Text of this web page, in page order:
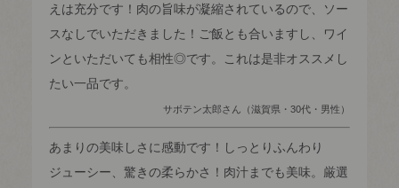
えは充分です！肉の旨味が凝縮されているので、ソー
スなしでいただきました！ご飯とも合いますし、ワイ
ンといただいても相性◎です。これは是非オススメし
たい一品です。
サボテン太郎さん（滋賀県・30代・男性）
あまりの美味しさに感動です！しっとりふんわり
ジューシー、驚きの柔らかさ！肉汁までも美味。厳選